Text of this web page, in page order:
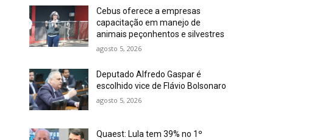
Cebus oferece a empresas
capacitação em manejo de
animais peçonhentos e silvestres
agosto 5, 2026
Deputado Alfredo Gaspar é
escolhido vice de Flávio Bolsonaro
agosto 5, 2026
Quaest: Lula tem 39% no 1º